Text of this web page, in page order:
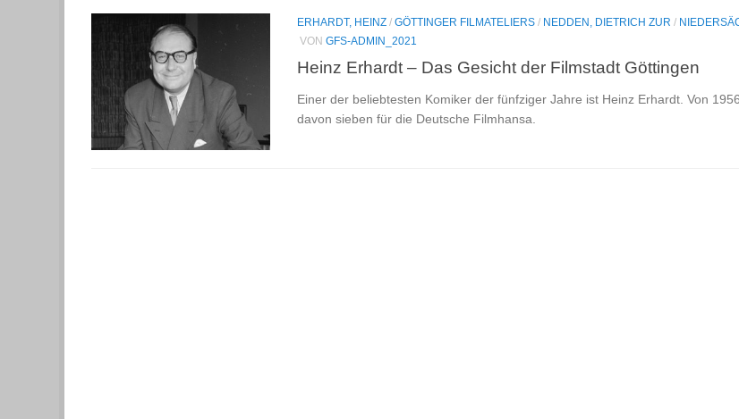
ERHARDT, HEINZ / GÖTTINGER FILMATELIERS / NEDDEN, DIETRICH ZUR /
VON GFS-ADMIN_2021
Heinz Erhardt – Das Gesicht der Filmstadt Göttingen
Einer der beliebtesten Komiker der fünfziger Jahre ist Heinz Erhardt. Von
davon sieben für die Deutsche Filmhansa.